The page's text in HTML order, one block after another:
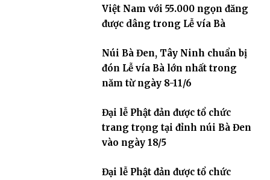
Việt Nam với 55.000 ngọn đăng
được dâng trong Lễ vía Bà
Núi Bà Đen, Tây Ninh chuẩn bị
đón Lễ vía Bà lớn nhất trong
năm từ ngày 8-11/6
Đại lễ Phật đản được tổ chức
trang trọng tại đỉnh núi Bà Đen
vào ngày 18/5
Đại lễ Phật đản được tổ chức